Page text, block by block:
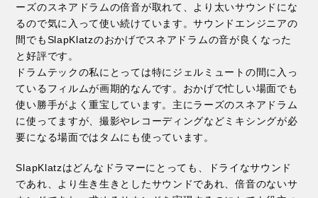
ーズのスネアドラムの倍音が取れて、より太いサウンドにな
るので気に入って使い続けています。サウンドエンジニアの
間でもSlapKlatzのおかげでスネアドラムの音が良くなった
と好評です。
ドラムテックの私にとっては特にジェルミュートの間に入っ
ているフィルムが画期的なんです。おかげで忙しい場面でも
使い勝手がよく重宝しています。主にラーズのスネアドラム
に使ってますが、撮影やレコーディングなどミキシングが必
要になる場面ではタムにも使っています。
SlapKlatzはどんなドラマーにとっても、ドライなサウンド
であれ、より生き生きとしたサウンドであれ、倍音のないサ